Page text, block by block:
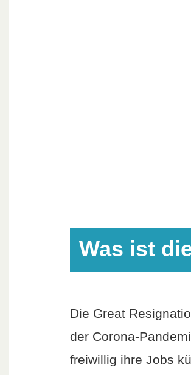
Was ist
Die Great
der Corona-
freiwillig ihre Jobs